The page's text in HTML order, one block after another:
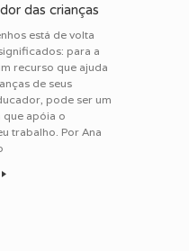
das crianças
está de volta
para a
recurso que ajuda
de seus
pode ser um
que apóia o
trabalho. Por Ana